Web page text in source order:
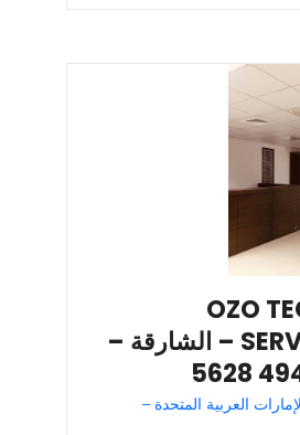
OZO
SERVICES LLC – الشارقة –
العربية المتحدة –